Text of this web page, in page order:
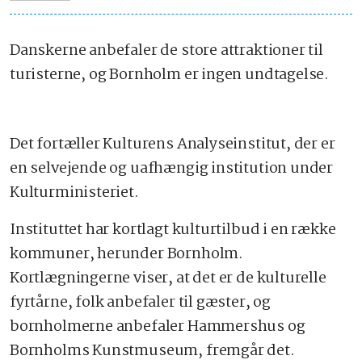
Danskerne anbefaler de store attraktioner til
turisterne, og Bornholm er ingen undtagelse.
Det fortæller Kulturens Analyseinstitut, der er
en selvejende og uafhængig institution under
Kulturministeriet.
Instituttet har kortlagt kulturtilbud i en række
kommuner, herunder Bornholm.
Kortlægningerne viser, at det er de kulturelle
fyrtårne, folk anbefaler til gæster, og
bornholmerne anbefaler Hammershus og
Bornholms Kunstmuseum, fremgår det.